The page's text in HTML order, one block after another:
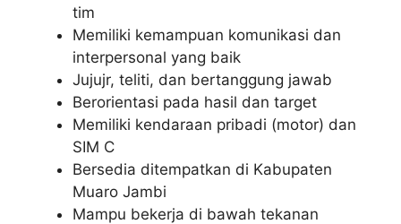
tim
Memiliki kemampuan komunikasi dan
interpersonal yang baik
Jujujr, teliti, dan bertanggung jawab
Berorientasi pada hasil dan target
Memiliki kendaraan pribadi (motor) dan
SIM C
Bersedia ditempatkan di Kabupaten
Muaro Jambi
Mampu bekerja di bawah tekanan